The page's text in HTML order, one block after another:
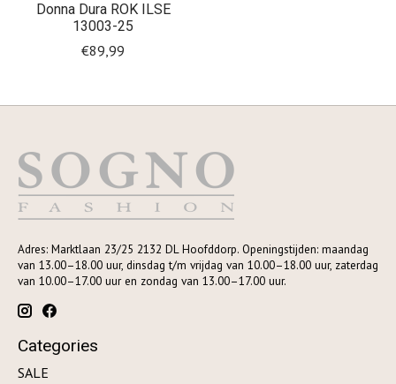
Donna Dura ROK ILSE
13003-25
€89,99
Adres: Marktlaan 23/25 2132 DL Hoofddorp. Openingstijden: maandag
van 13.00–18.00 uur, dinsdag t/m vrijdag van 10.00–18.00 uur, zaterdag
van 10.00–17.00 uur en zondag van 13.00–17.00 uur.
Categories
SALE